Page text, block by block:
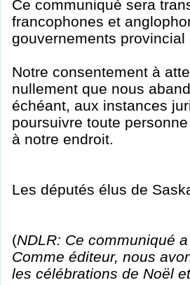
Ce communiqué sera
francophones et
gouvernements provincial
Notre consentement à
nullement que nous
échéant, aux instances
poursuivre toute
à notre endroit.
Les députés élus de
(NDLR: Ce communiqué
Comme éditeur, nous
les célébrations de Noël